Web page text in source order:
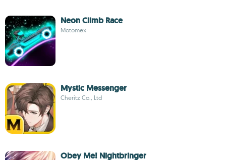
Neon Climb Race
Motomex
Mystic Messenger
Cheritz Co., Ltd
Obey Me! Nightbringer